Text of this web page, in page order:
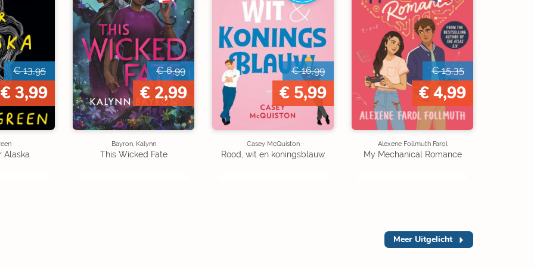
€ 13,95
€ 3,99
Alaska
€ 6,99
€ 2,99
Bayron, Kalynn
This Wicked Fate
€ 16,99
€ 5,99
Casey McQuiston
Rood, wit en koningsblauw
€ 15,35
€ 4,99
Alexene Follmuth Farol
My Mechanical Romance
Meer Uitgelicht